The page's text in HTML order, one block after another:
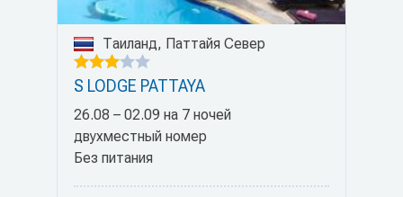
Таиланд, Паттайя Север
S LODGE PATTAYA
26.08 – 02.09 на 7 ночей
двухместный номер
Без питания